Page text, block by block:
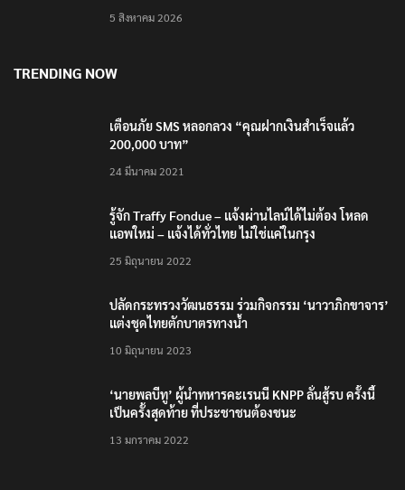
5 สิงหาคม 2026
TRENDING NOW
เตือนภัย SMS หลอกลวง “คุณฝากเงินสำเร็จแล้ว
200,000 บาท”
24 มีนาคม 2021
รู้จัก Traffy Fondue – แจ้งผ่านไลน์ได้ไม่ต้อง โหลด
แอพใหม่ – แจ้งได้ทั่วไทย ไม่ใช่แค่ในกรุง
25 มิถุนายน 2022
ปลัดกระทรวงวัฒนธรรม ร่วมกิจกรรม ‘นาวาภิกขาจาร’
แต่งชุดไทยตักบาตรทางน้ำ
10 มิถุนายน 2023
‘นายพลบีทู’ ผู้นำทหารคะเรนนี KNPP ลั่นสู้รบ ครั้งนี้
เป็นครั้งสุดท้าย ที่ประชาชนต้องชนะ
13 มกราคม 2022